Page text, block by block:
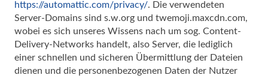
https://automattic.com/privacy/. Die verwendeten
Server-Domains sind s.w.org und twemoji.maxcdn.com,
wobei es sich unseres Wissens nach um sog. Content-
Delivery-Networks handelt, also Server, die lediglich
einer schnellen und sicheren Übermittlung der Dateien
dienen und die personenbezogenen Daten der Nutzer